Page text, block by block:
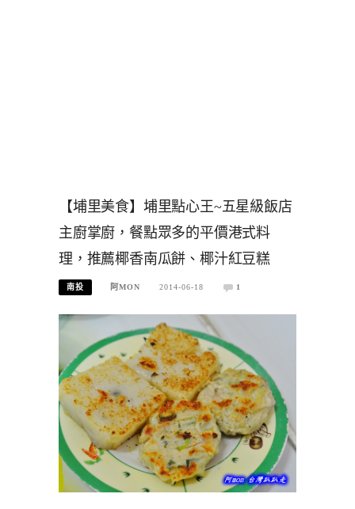
【埔里美食】埔里點心王~五星級飯店
主廚掌廚，餐點眾多的平價港式料
理，推薦椰香南瓜餅、椰汁紅豆糕
南投 阿MON 2014-06-18 1